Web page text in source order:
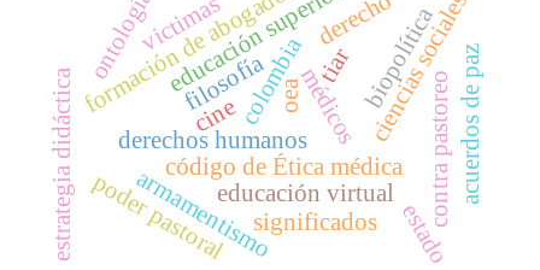
derechos humanosmédicos
código de Ética médica
colombia
educación superior
formación de abogados
educación virtual
estrategia didáctica ciencias sociales
armamentismo
tiar
oea
poder pastoral contra pastoreo
estado
biopolítica
filosofía
victimas
significados
acuerdos de paz
cine
derecho
ontología